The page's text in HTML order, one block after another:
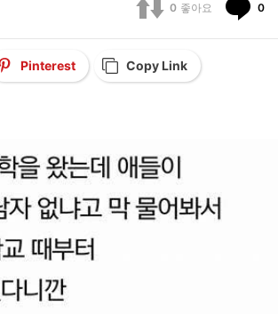
0 좋아요 0
Pinterest Copy Link